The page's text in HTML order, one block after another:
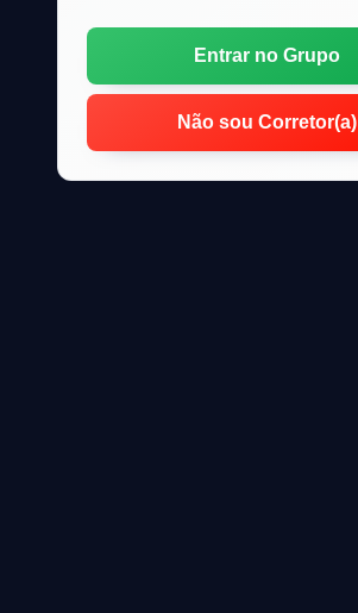
Entrar no Grupo
Não sou Corretor(a)